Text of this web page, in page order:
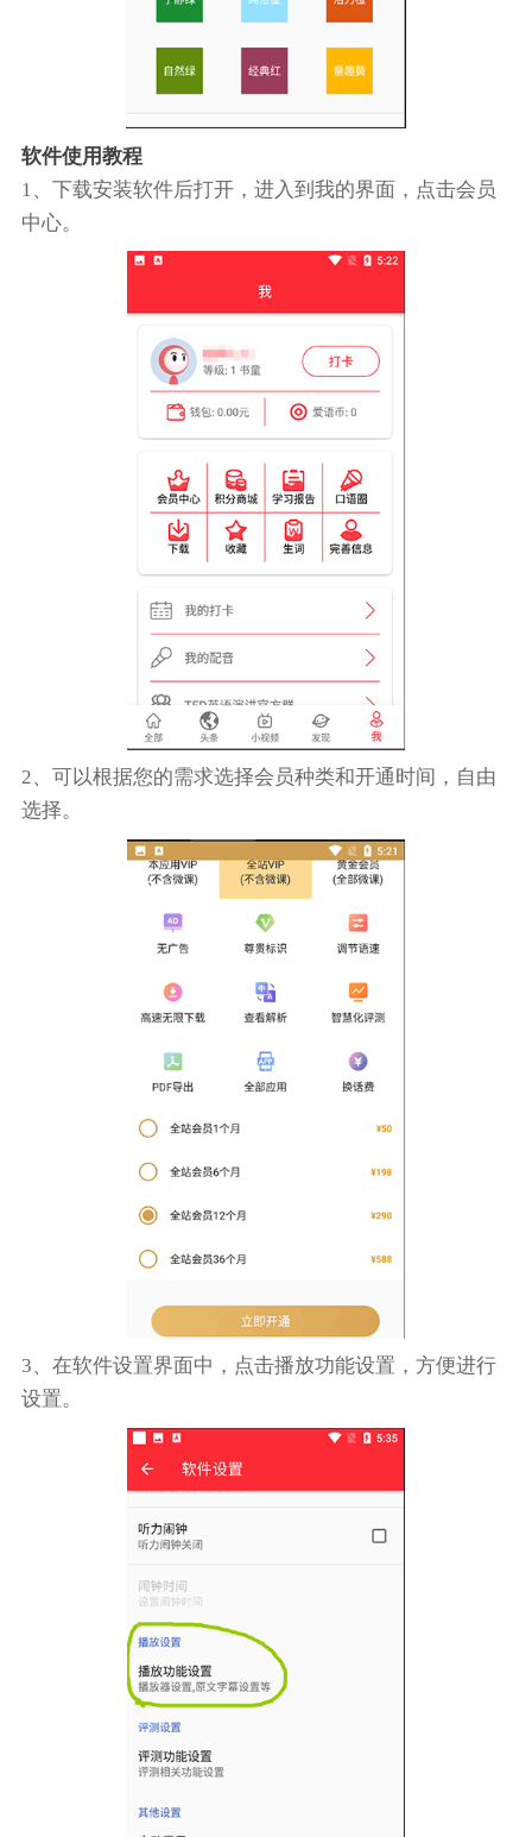
软件使用教程
1、下载安装软件后打开，进入到我的界面，点击会员
中心。
2、可以根据您的需求选择会员种类和开通时间，自由
选择。
3、在软件设置界面中，点击播放功能设置，方便进行
设置。